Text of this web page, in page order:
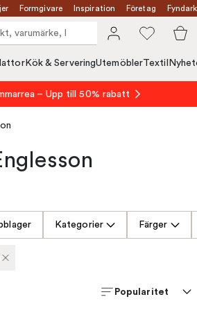
Formgivare Inspiration Företag
Kök & ServeringUtemöblerTextil
– Upp till 50% rabatt
Kategorier Färger
Popularitet